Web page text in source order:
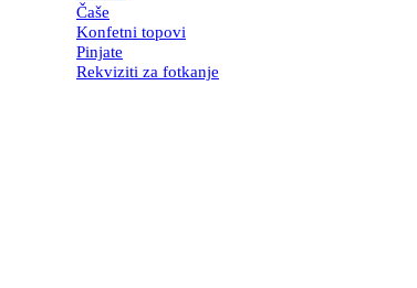
Čaše
Konfetni topovi
Pinjate
Rekviziti za fotkanje